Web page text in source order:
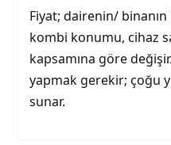
Fiyat; dairenin/
kombi konumu, cihaz
kapsamına göre
yapmak gerekir; çoğu
sunar.